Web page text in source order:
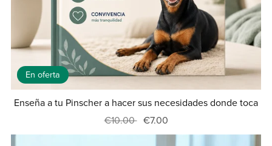
En oferta
Enseña a tu Pinscher a hacer sus necesidades donde toca
€10.00 €7.00